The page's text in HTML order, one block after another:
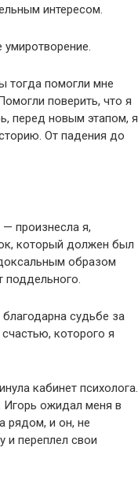
интересом.
тогда помогли мне
поверить, что я
перед новым этапом, я
От падения до
произнесла я,
который должен был
образом
поддельного.
судьбе за
которого я
кабинет психолога.
Игорь ожидал меня в
рядом, и он, не
и переплел свои